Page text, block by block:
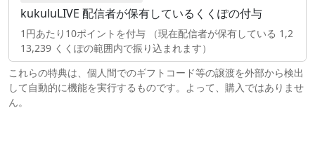
kukuluLIVE 配信者が保有しているくくぽの付与
1円あたり10ポイントを付与 （現在配信者が保有している 1,2
13,239 くくぽの範囲内で振り込まれます）
これらの特典は、個人間でのギフトコード等の譲渡を外部から検出
して自動的に機能を実行するものです。よって、購入ではありませ
ん。